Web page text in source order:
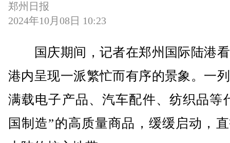
郑州日报
2024年10月08日 10:23
国庆期间，记者在郑州国际陆港
港内呈现一派繁忙而有序的景象。一
满载电子产品、汽车配件、纺织品等
国制造”的高质量商品，缓缓启动，